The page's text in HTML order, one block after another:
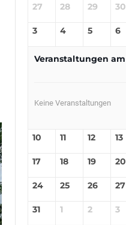
27 28 29 30
3 4 5 6
Veranstaltungen am
Keine Veranstaltungen
10 11 12 13
17 18 19 20
24 25 26 27
31 1 2 3